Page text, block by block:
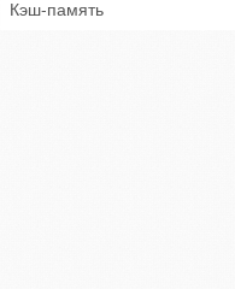
Кэш-память